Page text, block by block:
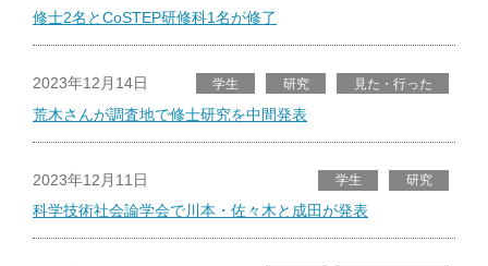
修士2名とCoSTEP研修科1名が修了
2023年12月14日 学生 研究 見た・行った
荒木さんが調査地で修士研究を中間発表
2023年12月11日 学生 研究
科学技術社会論学会で川本・佐々木と成田が発表